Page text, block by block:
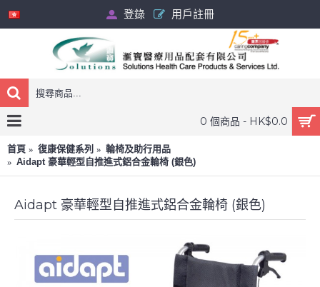
登錄 用戶註冊
0 個商品 - HK$0.0
首頁 復康保健系列
輪椅及助行用品
Aidapt 豪華輕型自推進式鋁合金輪椅 (銀色)
Aidapt 豪華輕型自推進式鋁合金輪椅 (銀色)